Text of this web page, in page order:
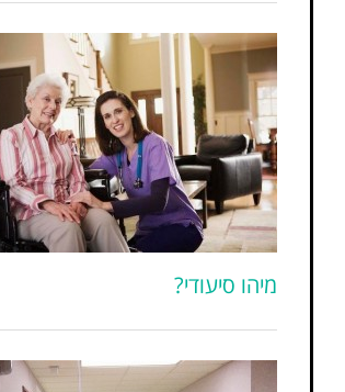
מיהו סיעודי?